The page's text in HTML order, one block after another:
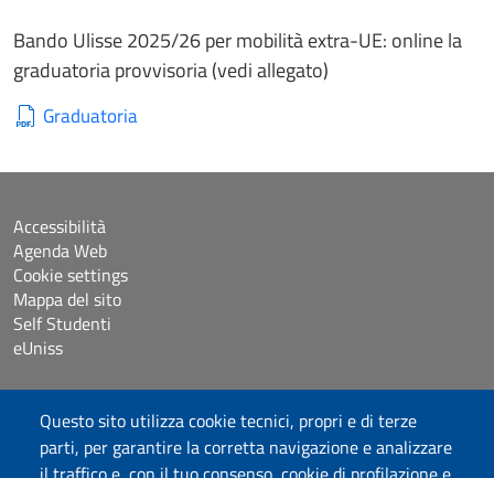
Questo sito utilizza cookie tecnici, propri e di terze
parti, per garantire la corretta navigazione e analizzare
Bando Ulisse 2025/26 per mobilità extra-UE: online la
graduatoria provvisoria (vedi allegato)
Graduatoria
Accessibilità
Agenda Web
Cookie settings
Mappa del sito
Self Studenti
eUniss
Dichiarazione di accessibilità
Posta elettronica @uniss.it
Protocollo